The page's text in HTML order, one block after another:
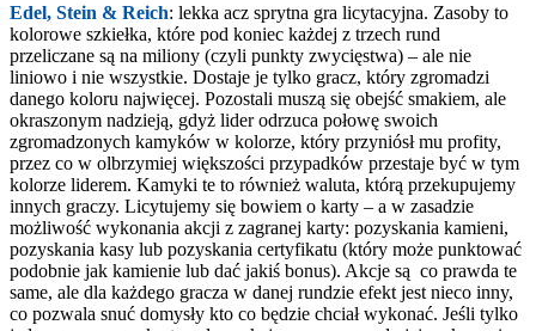
Edel, Stein & Reich: lekka acz sprytna gra licytacyjna. Zasoby to
kolorowe szkiełka, które pod koniec każdej z trzech rund
przeliczane są na miliony (czyli punkty zwycięstwa) – ale nie
liniowo i nie wszystkie. Dostaje je tylko gracz, który zgromadzi
danego koloru najwięcej. Pozostali muszą się obejść smakiem, ale
okraszonym nadzieją, gdyż lider odrzuca połowę swoich
zgromadzonych kamyków w kolorze, który przyniósł mu profity,
przez co w olbrzymiej większości przypadków przestaje być w tym
kolorze liderem. Kamyki te to również waluta, którą przekupujemy
innych graczy. Licytujemy się bowiem o karty – a w zasadzie
możliwość wykonania akcji z zagranej karty: pozyskania kamieni,
pozyskania kasy lub pozyskania certyfikatu (który może punktować
podobnie jak kamienie lub dać jakiś bonus). Akcje są co prawda te
same, ale dla każdego gracza w danej rundzie efekt jest nieco inny,
co pozwala snuć domysły kto co będzie chciał wykonać. Jeśli tylko